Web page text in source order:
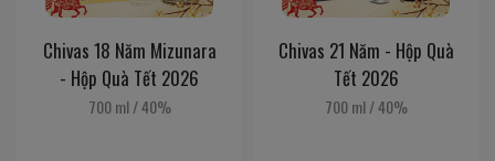
Chivas 18 Năm Mizunara
- Hộp Quà Tết 2026
700 ml /40%
Chivas 21 Năm - Hộp Quà
Tết 2026
700 ml /40%